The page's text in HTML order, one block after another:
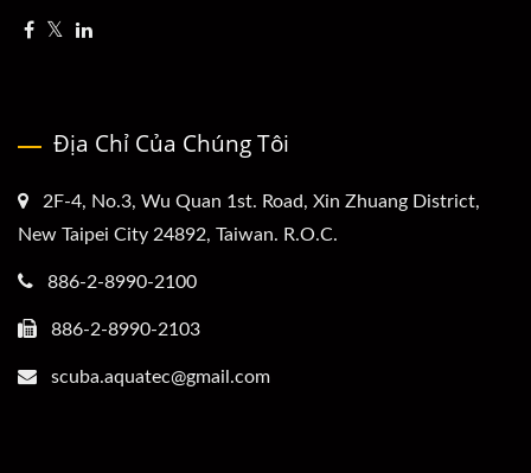
Địa Chỉ Của Chúng Tôi
2F-4, No.3, Wu Quan 1st. Road, Xin Zhuang District,
New Taipei City 24892, Taiwan. R.O.C.
886-2-8990-2100
886-2-8990-2103
scuba.aquatec@gmail.com